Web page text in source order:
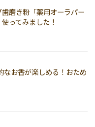
磨き粉「薬用オーラパー
ってみました！
なお香が楽しめる！おため